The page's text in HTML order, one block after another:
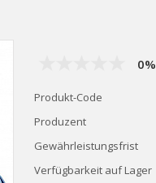
0%
Produkt-Code
Produzent
Gewährleistungsfrist
Verfügbarkeit auf Lager